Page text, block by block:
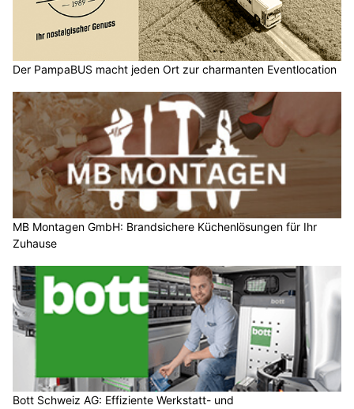
Der PampaBUS macht jeden Ort zur charmanten Eventlocation
MB Montagen GmbH: Brandsichere Küchenlösungen für Ihr
Zuhause
Bott Schweiz AG: Effiziente Werkstatt- und